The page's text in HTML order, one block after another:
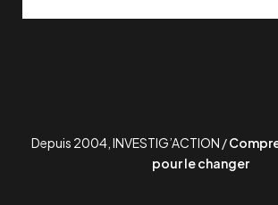
Depuis 2004, INVESTIG’ACTION /
pour le changer